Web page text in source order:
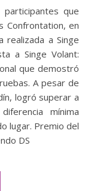
Confrontation, en
a Singe
a Singe Volant:
que demostró
A pesar de
logró superar a
mínima
lugar. Premio del
DS